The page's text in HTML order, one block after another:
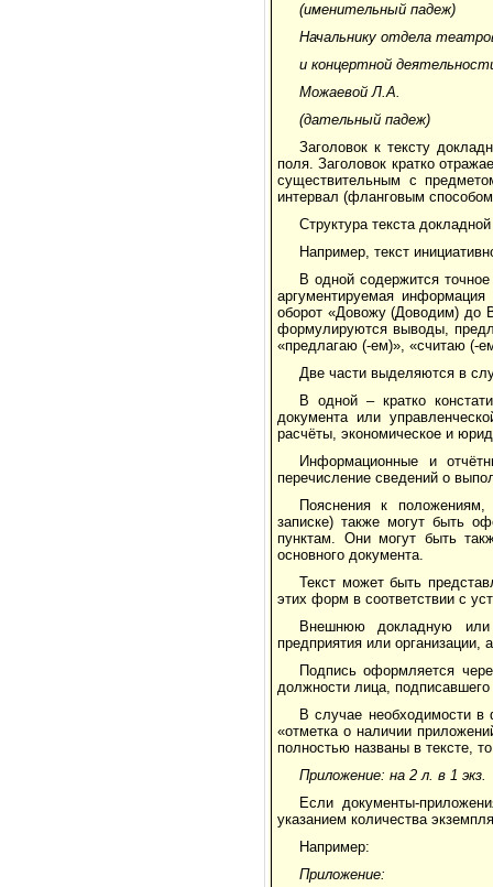
(именительный падеж)
Начальнику отдела
и концертной
Можаевой Л.А.
(дательный падеж)
Заголовок к тексту
поля. Заголовок кратко
существительным с
интервал (фланговым
Структура текста
Например, текст
В одной содержится
аргументируемая
оборот «Довожу (Доводим) до
формулируются выводы,
«предлагаю (-ем)», «считаю (-
Две части выделяются в
В одной – кратко
документа или
расчёты, экономическое и
Информационные и
перечисление сведений о
Пояснения к положениям,
записке) также могут быть
пунктам. Они могут быть
основного документа.
Текст может быть
этих форм в соответствии с
Внешнюю докладную или
предприятия или организации,
Подпись оформляется
должности лица,
В случае необходимости в
«отметка о наличии
полностью названы в тексте,
Приложение: на 2 л. в 1 экз.
Если документы-
указанием количества
Например:
Приложение: